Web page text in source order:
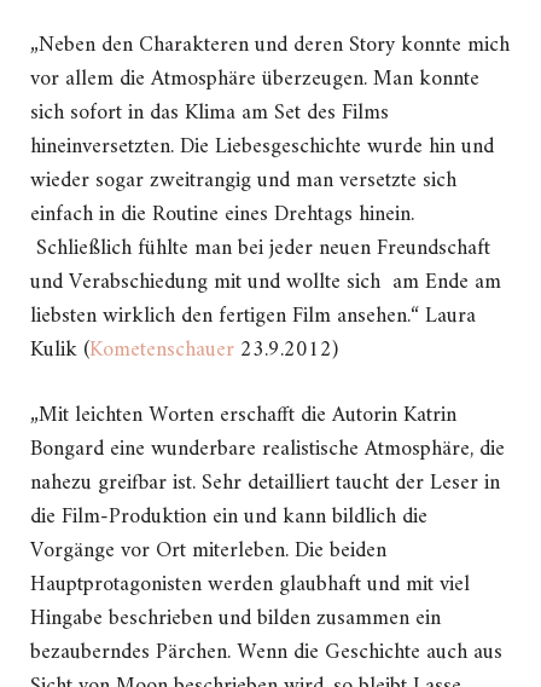
„Neben den Charakteren und deren Story konnte mich
vor allem die Atmosphäre überzeugen. Man konnte
sich sofort in das Klima am Set des Films
hineinversetzten. Die Liebesgeschichte wurde hin und
wieder sogar zweitrangig und man versetzte sich
einfach in die Routine eines Drehtags hinein.
Schließlich fühlte man bei jeder neuen Freundschaft
und Verabschiedung mit und wollte sich am Ende am
liebsten wirklich den fertigen Film ansehen.“ Laura
Kulik (Kometenschauer23.9.2012)
„Mit leichten Worten erschafft die Autorin Katrin
Bongard eine wunderbare realistische Atmosphäre, die
nahezu greifbar ist. Sehr detailliert taucht der Leser in
die Film-Produktion ein und kann bildlich die
Vorgänge vor Ort miterleben. Die beiden
Hauptprotagonisten werden glaubhaft und mit viel
Hingabe beschrieben und bilden zusammen ein
bezauberndes Pärchen. Wenn die Geschichte auch aus